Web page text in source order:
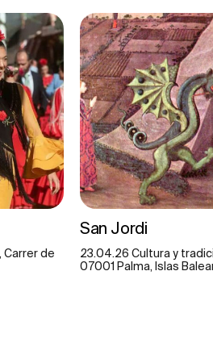
de
San Jordi
23.04.26 Cultura y
07001 Palma, Islas